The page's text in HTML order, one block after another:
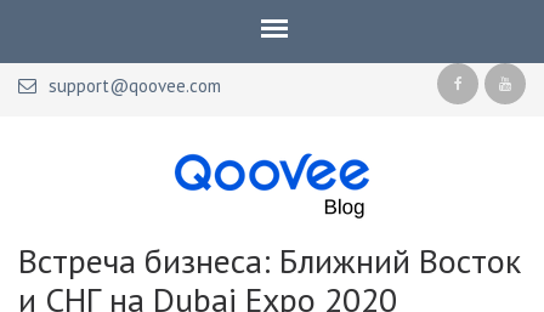
support@qoovee.com
Qoovee Blog
Встреча бизнеса: Ближний Восток
и СНГ на Dubai Expo 2020